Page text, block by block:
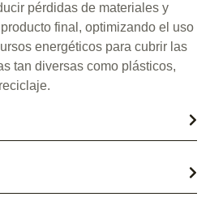
pérdidas de materiales y
final, optimizando el uso
energéticos para cubrir las
tan diversas como plásticos,